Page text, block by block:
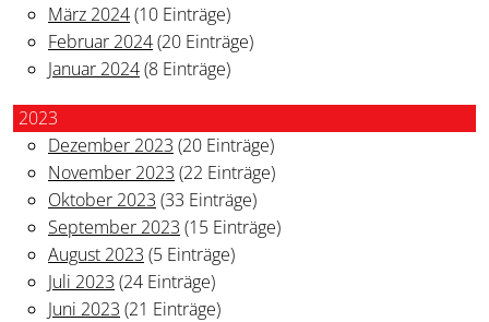
März 2024(10 Einträge)
Februar 2024(20 Einträge)
Januar 2024(8 Einträge)
2023
Dezember 2023 (20 Einträge)
November 2023 (22 Einträge)
Oktober 2023 (33 Einträge)
September 2023 (15 Einträge)
August 2023 (5 Einträge)
Juli 2023 (24 Einträge)
Juni 2023 (21 Einträge)